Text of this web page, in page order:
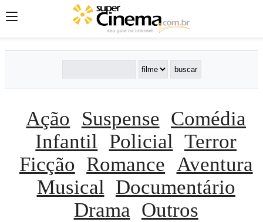
Ação Suspense Comédia
Infantil
Policial Terror
Ficção Romance Aventura
Musical
Documentário
Drama Outros